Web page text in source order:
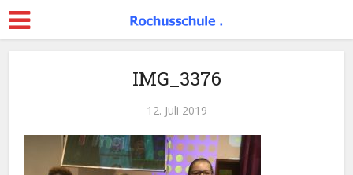
IMG_3376
12. Juli 2019